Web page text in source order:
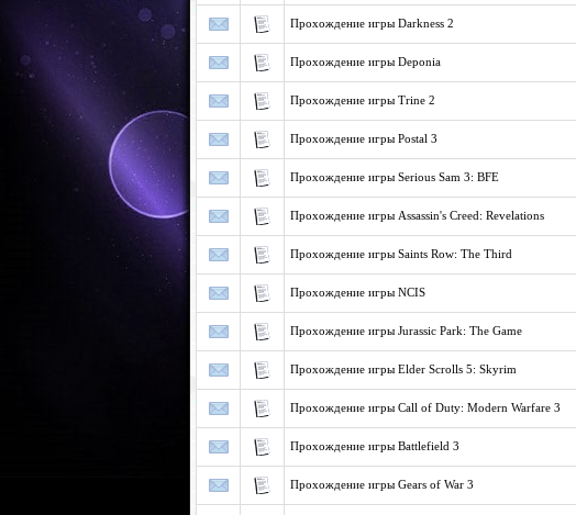
Прохождение игры Darkness 2
Прохождение игры Deponia
Прохождение игры Trine 2
Прохождение игры Postal 3
Прохождение игры Serious Sam 3: BFE
Прохождение игры Assassin's Creed: Revelations
Прохождение игры Saints Row: The Third
Прохождение игры NCIS
Прохождение игры Jurassic Park: The Game
Прохождение игры Elder Scrolls 5: Skyrim
Прохождение игры Call of Duty: Modern Warfare 3
Прохождение игры Battlefield 3
Прохождение игры Gears of War 3